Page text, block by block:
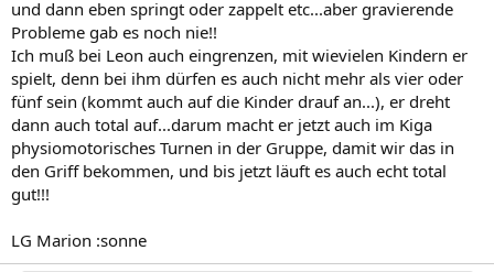
und dann eben springt oder zappelt etc...aber gravierende
Probleme gab es noch nie!!
Ich muß bei Leon auch eingrenzen, mit wievielen Kindern er
spielt, denn bei ihm dürfen es auch nicht mehr als vier oder
fünf sein (kommt auch auf die Kinder drauf an...), er dreht
dann auch total auf...darum macht er jetzt auch im Kiga
physiomotorisches Turnen in der Gruppe, damit wir das in
den Griff bekommen, und bis jetzt läuft es auch echt total
gut!!!
LG Marion :sonne